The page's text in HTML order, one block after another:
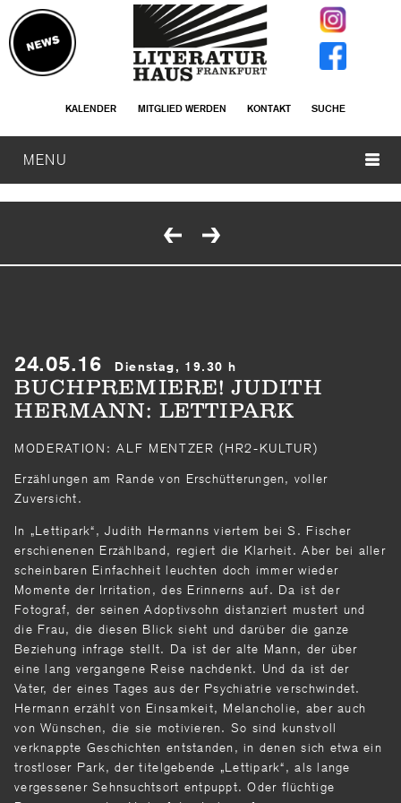
KALENDER MITGLIED WERDEN KONTAKT SUCHE
MENU
24.05.16 Dienstag, 19.30 h
BUCHPREMIERE! JUDITH
HERMANN: LETTIPARK
MODERATION: ALF MENTZER (HR2-KULTUR)
Erzählungen am Rande von Erschütterungen, voller
Zuversicht.
In „Lettipark“, Judith Hermanns viertem bei S. Fischer
erschienenen Erzählband, regiert die Klarheit. Aber bei aller
scheinbaren Einfachheit leuchten doch immer wieder
Momente der Irritation, des Erinnerns auf. Da ist der
Fotograf, der seinen Adoptivsohn distanziert mustert und
die Frau, die diesen Blick sieht und darüber die ganze
Beziehung infrage stellt. Da ist der alte Mann, der über
eine lang vergangene Reise nachdenkt. Und da ist der
Vater, der eines Tages aus der Psychiatrie verschwindet.
Hermann erzählt von Einsamkeit, Melancholie, aber auch
von Wünschen, die sie motivieren. So sind kunstvoll
verknappte Geschichten entstanden, in denen sich etwa ein
trostloser Park, der titelgebende „Lettipark“, als lange
vergessener Sehnsuchtsort entpuppt. Oder flüchtige